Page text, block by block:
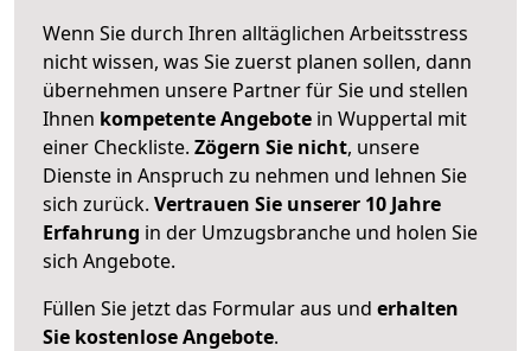
Wenn Sie durch Ihren alltäglichen Arbeitsstress
nicht wissen, was Sie zuerst planen sollen, dann
übernehmen unsere Partner für Sie und stellen
Ihnen kompetente Angebote in Wuppertal mit
einer Checkliste. Zögern Sie nicht, unsere
Dienste in Anspruch zu nehmen und lehnen Sie
sich zurück. Vertrauen Sie unserer 10 Jahre
Erfahrung in der Umzugsbranche und holen Sie
sich Angebote.
Füllen Sie jetzt das Formular aus und erhalten
Sie kostenlose Angebote.